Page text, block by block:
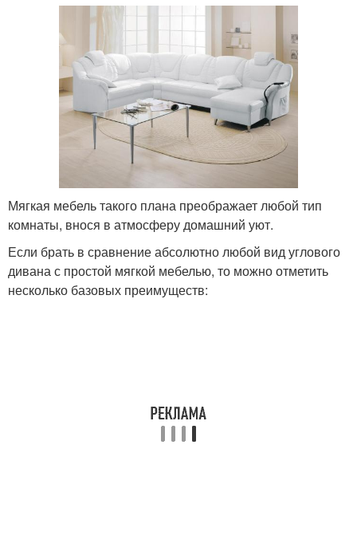
Мягкая мебель такого плана преображает любой тип
комнаты, внося в атмосферу домашний уют.
Если брать в сравнение абсолютно любой вид углового
дивана с простой мягкой мебелью, то можно отметить
несколько базовых преимуществ: